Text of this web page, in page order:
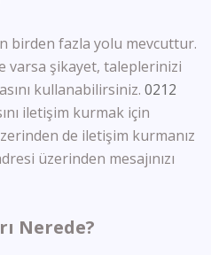
birden fazla yolu mevcuttur.
varsa şikayet, taleplerinizi
kullanabilirsiniz.0212
iletişim kurmak için
de iletişim kurmanız
üzerinden mesajınızı
Nerede?